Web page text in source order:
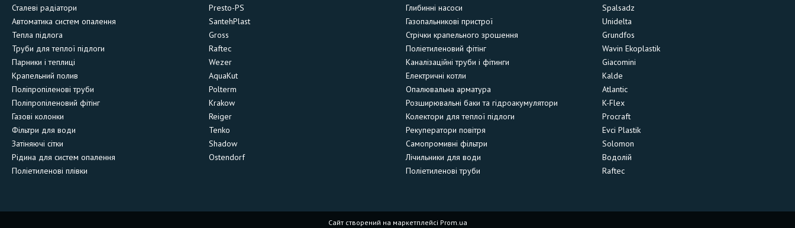
Сталеві радіатори
Автоматика систем опалення
Тепла підлога
Труби для теплої підлоги
Парники і теплиці
Крапельний полив
Поліпропіленові труби
Поліпропіленовий фітінг
Газові колонки
Фільтри для води
Затіняючі сітки
Рідина для систем опалення
Поліетиленові плівки
Presto-PS
SantehPlast
Gross
Raftec
Wezer
AquaKut
Polterm
Krakow
Reiger
Tenko
Shadow
Ostendorf
Глибинні насоси
Газопальникові пристрої
Стрічки крапельного зрошення
Поліетиленовий фітінг
Каналізаційні труби і фітинги
Електричні котли
Опалювальна арматура
Розширювальні баки та гідроакумулятори
Колектори для теплої підлоги
Рекуператори повітря
Самопромивні фільтри
Лічильники для води
Поліетиленові труби
Spalsadz
Unidelta
Grundfos
Wavin Ekoplastik
Giacomini
Kalde
Atlantic
K-Flex
Procraft
Evci Plastik
Solomon
Водолій
Raftec
Сайт створений на маркетплейсі Prom.ua